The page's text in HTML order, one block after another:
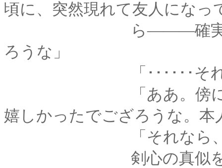
頃に、突然現れて友人になっ
ら―――確実に、拙者
ろうな」
「･･････それって
「ああ。傍にいてく
嬉しかったでござろうな。
「それなら、わたし
剣心の真似をして、